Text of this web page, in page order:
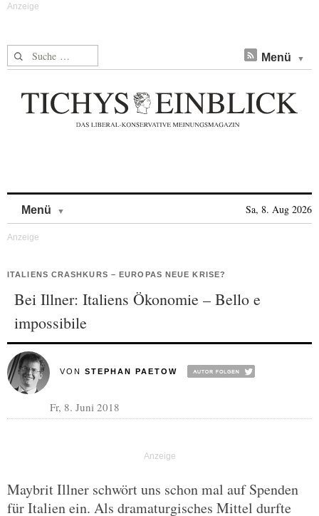
Suche nach: Menü
Menü Sa, 8. Aug 2026
ITALIENS CRASHKURS – EUROPAS NEUE KRISE?
Bei Illner: Italiens Ökonomie – Bello e
impossibile
VON STEPHAN PAETOW
Fr, 8. Juni 2018
Maybrit Illner schwört uns schon mal auf Spenden
für Italien ein. Als dramaturgisches Mittel durfte